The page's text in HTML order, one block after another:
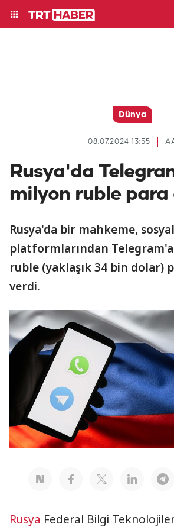
Dünya
08.07.2024 13:55
Rusya'da
milyon ruble para
Rusya'da bir mahkeme,
platformlarından
ruble (yaklaşık 34 bin dolar)
verdi.
Rusya Federal Bilgi